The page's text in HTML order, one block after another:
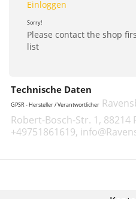
Einloggen
Sorry!
Please contact the shop
list
Technische Daten
GPSR - Hersteller / Verantwortlicher
Robert-Bosch-Str. 1, 88214
+49751861619,